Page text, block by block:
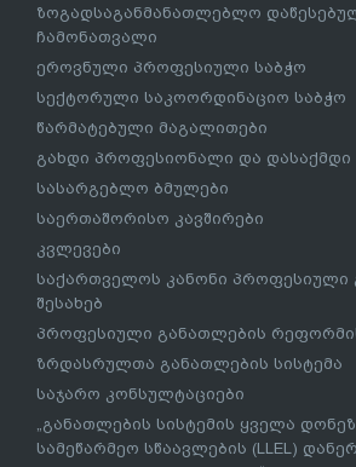
ზოგადსაგანმანათლებლო
ჩამონათვალი
ეროვნული პროფესიული საბჭო
სექტორული საკოორდინაციო საბჭო
წარმატებული მაგალითები
გახდი პროფესიონალი და დასაქმდი
სასარგებლო ბმულები
საერთაშორისო კავშირები
კვლევები
საქართველოს კანონი პროფესიული
შესახებ
პროფესიული განათლების
ზრდასრულთა განათლების სისტემა
საჯარო კონსულტაციები
„განათლების სისტემის ყველა
სამეწარმეო სწაავლების (LLEL)